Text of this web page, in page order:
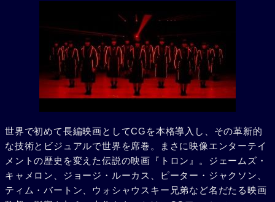
世界で初めて長編映画としてCGを本格導入し、その革新的
な技術とビジュアルで世界を席巻。まさに映像エンターテイ
メントの歴史を変えた伝説の映画『トロン』。ジェームズ・
キャメロン、ジョージ・ルーカス、ピーター・ジャクソン、
ティム・バートン、ウォシャウスキー兄弟など名だたる映画